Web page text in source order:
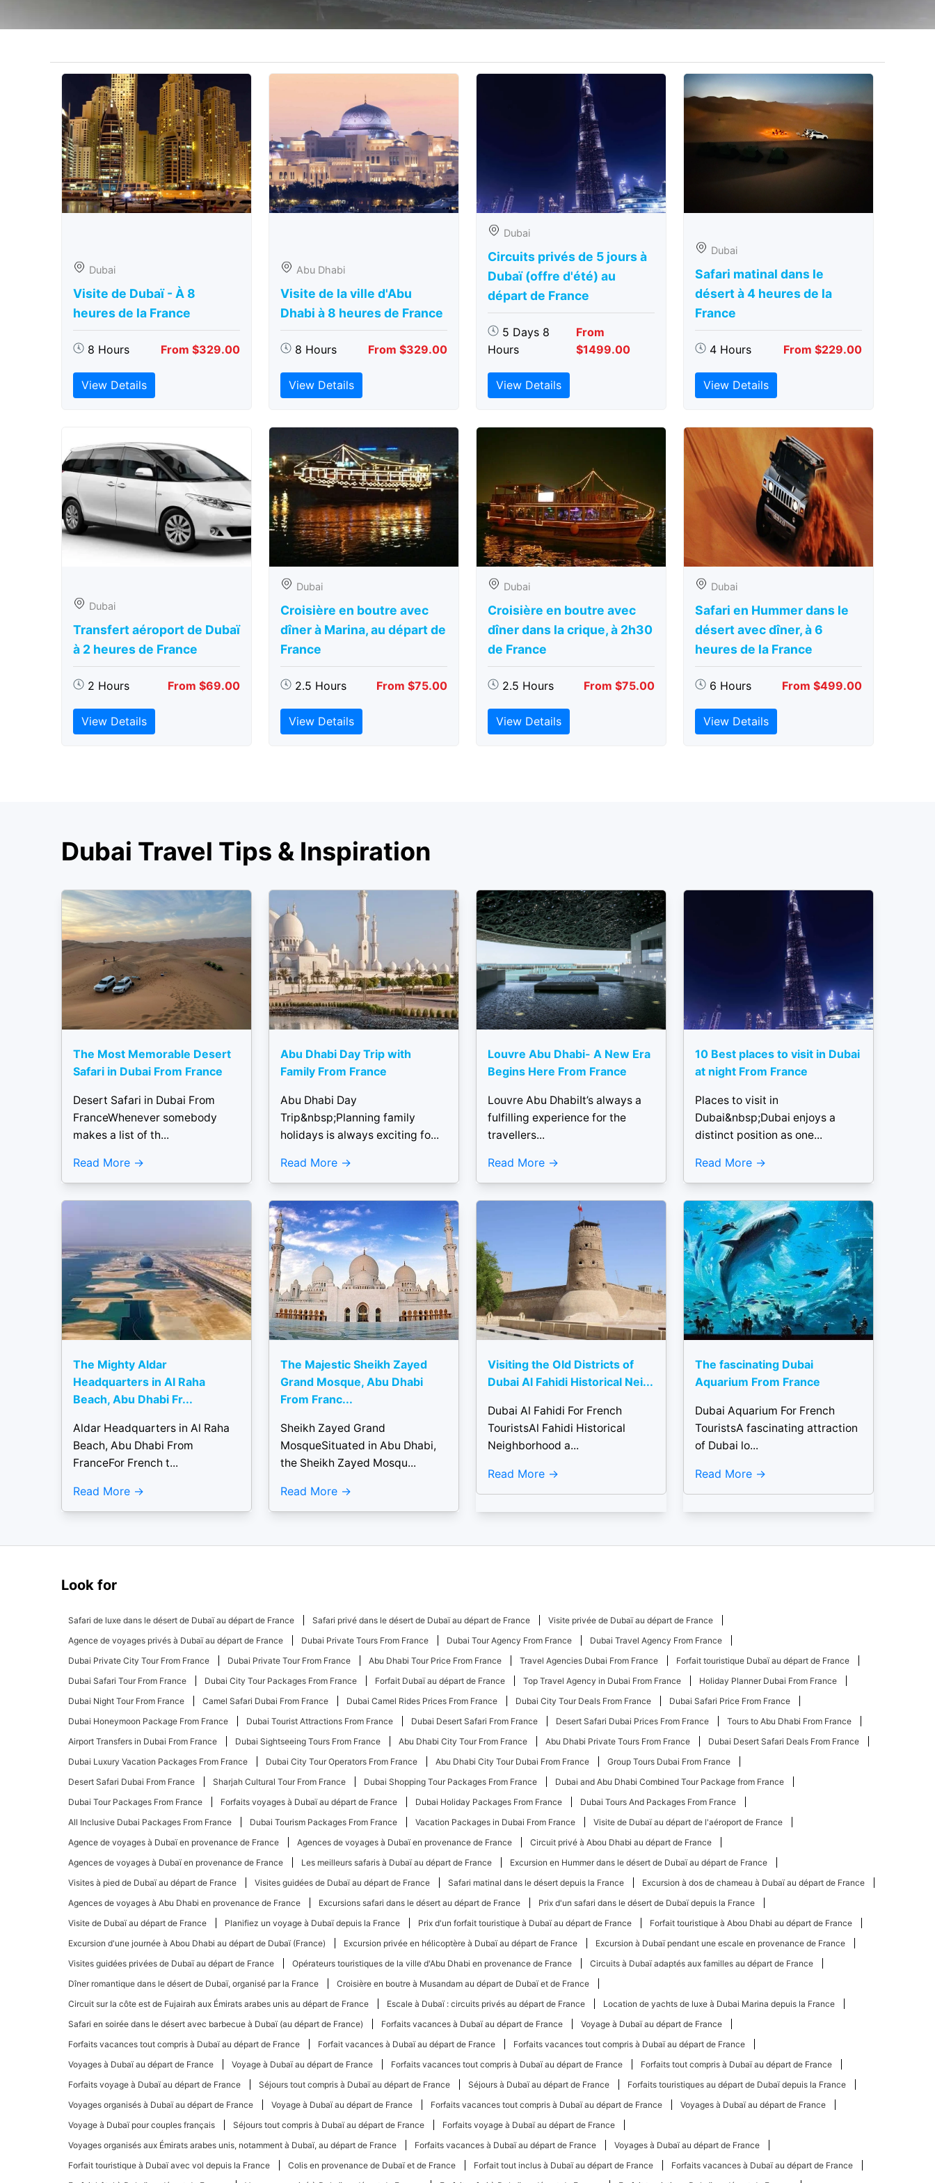
Dubai
Visite de Dubaï - À 8
heures de la France
8 Hours From $329.00
View Details
Abu Dhabi
Visite de la ville d'Abu
Dhabi à 8 heures de France
8 Hours From $329.00
View Details
Dubai
Circuits privés de 5 jours à
Dubaï (offre d'été) au
départ de France
5 Days 8
Hours
From
$1499.00
View Details
Dubai
Safari matinal dans le
désert à 4 heures de la
France
4 Hours From $229.00
View Details
Dubai
Transfert aéroport de Dubaï
à 2 heures de France
2 Hours From $69.00
View Details
Dubai
Croisière en boutre avec
dîner à Marina, au départ de
France
2.5 Hours From $75.00
View Details
Dubai
Croisière en boutre avec
dîner dans la crique, à 2h30
de France
2.5 Hours From $75.00
View Details
Dubai
Safari en Hummer dans le
désert avec dîner, à 6
heures de la France
6 Hours From $499.00
View Details
Dubai Travel Tips & Inspiration
The Most Memorable Desert
Safari in Dubai From France
Desert Safari in Dubai From
FranceWhenever somebody
makes a list of th...
Read More
Abu Dhabi Day Trip with
Family From France
Abu Dhabi Day
Trip&nbsp;Planning family
holidays is always exciting fo...
Read More
Louvre Abu Dhabi- A New Era
Begins Here From France
Louvre Abu DhabiIt’s always a
fulfilling experience for the
travellers...
Read More
10 Best places to visit in Dubai
at night From France
Places to visit in
Dubai&nbsp;Dubai enjoys a
distinct position as one...
Read More
The Mighty Aldar
Headquarters in Al Raha
Beach, Abu Dhabi Fr...
Aldar Headquarters in Al Raha
Beach, Abu Dhabi From
FranceFor French t...
Read More
The Majestic Sheikh Zayed
Grand Mosque, Abu Dhabi
From Franc...
Sheikh Zayed Grand
MosqueSituated in Abu Dhabi,
the Sheikh Zayed Mosqu...
Read More
Visiting the Old Districts of
Dubai Al Fahidi Historical Nei...
Dubai Al Fahidi For French
TouristsAl Fahidi Historical
Neighborhood a...
Read More
The fascinating Dubai
Aquarium From France
Dubai Aquarium For French
TouristsA fascinating attraction
of Dubai lo...
Read More
Look for
Safari de luxe dans le désert de Dubaï au départ de France Safari privé dans le désert de Dubaï au départ de France
Visite privée de Dubaï au départ de France
Agence de voyages privés à Dubaï au départ de France
Dubai Private Tours From France Dubai Tour Agency From France
Dubai Travel Agency From France
Dubai Private City Tour From France
Dubai Private Tour From France Abu Dhabi Tour Price From France Travel Agencies Dubai From France
Forfait touristique Dubaï au départ de France
Dubai Safari Tour From France
Dubai City Tour Packages From France Forfait Dubaï au départ de France Top Travel Agency in Dubai From France
Holiday Planner Dubai From France
Dubai Night Tour From France
Camel Safari Dubai From France Dubai Camel Rides Prices From France Dubai City Tour Deals From France
Dubai Safari Price From France
Dubai Honeymoon Package From France
Dubai Tourist Attractions From France Dubai Desert Safari From France Desert Safari Dubai Prices From France
Tours to Abu Dhabi From France
Airport Transfers in Dubai From France
Dubai Sightseeing Tours From France Abu Dhabi City Tour From France Abu Dhabi Private Tours From France
Dubai Desert Safari Deals From France
Dubai Luxury Vacation Packages From France
Dubai City Tour Operators From France Abu Dhabi City Tour Dubai From France
Group Tours Dubai From France
Desert Safari Dubai From France
Sharjah Cultural Tour From France Dubai Shopping Tour Packages From France
Dubai and Abu Dhabi Combined Tour Package from France
Dubai Tour Packages From France
Forfaits voyages à Dubaï au départ de France Dubai Holiday Packages From France
Dubai Tours And Packages From France
All Inclusive Dubai Packages From France
Dubai Tourism Packages From France Vacation Packages in Dubai From France
Visite de Dubaï au départ de l'aéroport de France
Agence de voyages à Dubaï en provenance de France
Agences de voyages à Dubaï en provenance de France
Circuit privé à Abou Dhabi au départ de France
Agences de voyages à Dubaï en provenance de France
Les meilleurs safaris à Dubaï au départ de France
Excursion en Hummer dans le désert de Dubaï au départ de France
Visites à pied de Dubaï au départ de France
Visites guidées de Dubaï au départ de France Safari matinal dans le désert depuis la France
Excursion à dos de chameau à Dubaï au départ de France
Agences de voyages à Abu Dhabi en provenance de France
Excursions safari dans le désert au départ de France
Prix ​​d'un safari dans le désert de Dubaï depuis la France
Visite de Dubaï au départ de France
Planifiez un voyage à Dubaï depuis la France Prix ​​d'un forfait touristique à Dubaï au départ de France
Forfait touristique à Abou Dhabi au départ de France
Excursion d'une journée à Abou Dhabi au départ de Dubaï (France)
Excursion privée en hélicoptère à Dubaï au départ de France
Excursion à Dubaï pendant une escale en provenance de France
Visites guidées privées de Dubaï au départ de France
Opérateurs touristiques de la ville d'Abu Dhabi en provenance de France
Circuits à Dubaï adaptés aux familles au départ de France
Dîner romantique dans le désert de Dubaï, organisé par la France
Croisière en boutre à Musandam au départ de Dubaï et de France
Circuit sur la côte est de Fujairah aux Émirats arabes unis au départ de France
Escale à Dubaï : circuits privés au départ de France
Location de yachts de luxe à Dubai Marina depuis la France
Safari en soirée dans le désert avec barbecue à Dubaï (au départ de France)
Forfaits vacances à Dubaï au départ de France
Voyage à Dubaï au départ de France
Forfaits vacances tout compris à Dubaï au départ de France
Forfait vacances à Dubaï au départ de France
Forfaits vacances tout compris à Dubaï au départ de France
Voyages à Dubaï au départ de France
Voyage à Dubaï au départ de France Forfaits vacances tout compris à Dubaï au départ de France
Forfaits tout compris à Dubaï au départ de France
Forfaits voyage à Dubaï au départ de France
Séjours tout compris à Dubaï au départ de France Séjours à Dubaï au départ de France
Forfaits touristiques au départ de Dubaï depuis la France
Voyages organisés à Dubaï au départ de France
Voyage à Dubaï au départ de France Forfaits vacances tout compris à Dubaï au départ de France
Voyages à Dubaï au départ de France
Voyage à Dubaï pour couples français
Séjours tout compris à Dubaï au départ de France
Forfaits voyage à Dubaï au départ de France
Voyages organisés aux Émirats arabes unis, notamment à Dubaï, au départ de France
Forfaits vacances à Dubaï au départ de France
Voyages à Dubaï au départ de France
Forfait touristique à Dubaï avec vol depuis la France
Colis en provenance de Dubaï et de France Forfait tout inclus à Dubaï au départ de France
Forfaits vacances à Dubaï au départ de France